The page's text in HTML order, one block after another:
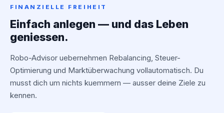
FINANZIELLE FREIHEIT
Einfach anlegen — und das Leben
geniessen.
Robo-Advisor uebernehmen Rebalancing, Steuer-
Optimierung und Marktüberwachung vollautomatisch. Du
musst dich um nichts kuemmern — ausser deine Ziele zu
kennen.